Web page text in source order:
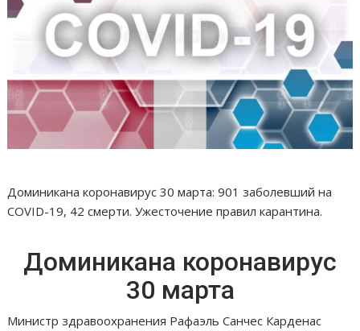
Доминикана коронавирус 30 марта: 901 заболевший на
COVID-19, 42 смерти. Ужесточение правил карантина.
Доминикана коронавирус
30 марта
Министр здравоохранения Рафаэль Санчес Карденас